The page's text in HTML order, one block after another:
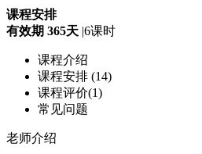
课程安排
有效期 365天 |6课时
课程介绍
课程安排 (14)
课程评价(1)
常见问题
老师介绍